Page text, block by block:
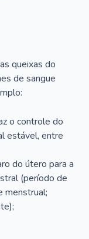
queixas do
de sangue
o controle do
estável, entre
do útero para a
(período de
menstrual;